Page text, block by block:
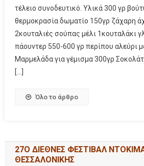
τέλειο συνοδευτικό. Υλικά 300 γρ
θερμοκρασία δωματίο 150γρ ζάχαρη
2κουταλιές σούπας μέλι 1κουταλάκι
πάουντερ 550-600 γρ περίπου αλεύρι
Μαρμελάδα για γέμισμα 300γρ
[…]
Όλο το άρθρο
27Ο ΔΙΕΘΝΕΣ ΦΕΣΤΙΒΑΛ
ΘΕΣΣΑΛΟΝΙΚΗΣ